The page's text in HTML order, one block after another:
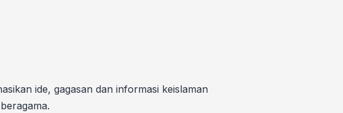
ide, gagasan dan informasi keislaman